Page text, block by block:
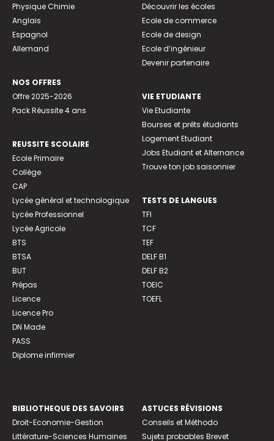
Physique Chimie
Anglais
Espagnol
Allemand
NOS OFFRES
Offre 2025-2026
Pack Réussite 4 ans
REUSSITE SCOLAIRE
Ecole Primaire
Collège
CAP
Lycée général et technologique
Lycée Professionnel
Lycée Agricole
BTS
BTSA
BUT
Prépas
Licence
Licence Pro
DN Made
PASS
Diplome infirmier
Découvrir les écoles
Ecole de commerce
Ecole de design
Ecole d’ingénieur
Devenir partenaire
VIE ETUDIANTE
Vie Etudiante
Bourses et prêts étudiants
Logement Etudiant
Jobs Etudiant et Alternance
Trouve ton job saisonnier
TESTS DE LANGUES
TFI
TCF
TEF
DELF B1
DELF B2
TOEIC
TOEFL
BIBLIOTHEQUE DES SAVOIRS
Droit-Economie-Gestion
Littérature-Sciences Humaines
ASTUCES RÉVISIONS
Conseils et Méthodo
Sujets probables Brevet